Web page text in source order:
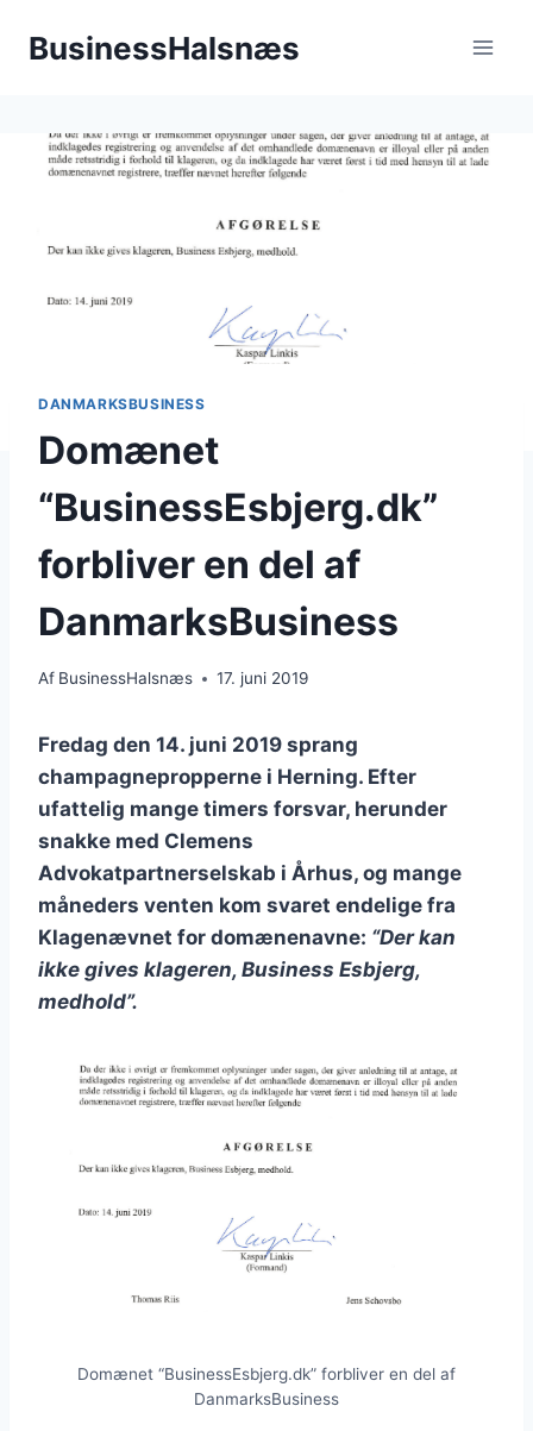
BusinessHalsnæs
DANMARKSBUSINESS
Domænet
“BusinessEsbjerg.dk”
forbliver en del af
DanmarksBusiness
Af BusinessHalsnæs 17. juni 2019
Fredag den 14. juni 2019 sprang
champagnepropperne i Herning. Efter
ufattelig mange timers forsvar, herunder
snakke med Clemens
Advokatpartnerselskab i Århus, og mange
måneders venten kom svaret endelige fra
Klagenævnet for domænenavne: “Der kan
ikke gives klageren, Business Esbjerg,
medhold”.
Domænet “BusinessEsbjerg.dk” forbliver en del af
DanmarksBusiness